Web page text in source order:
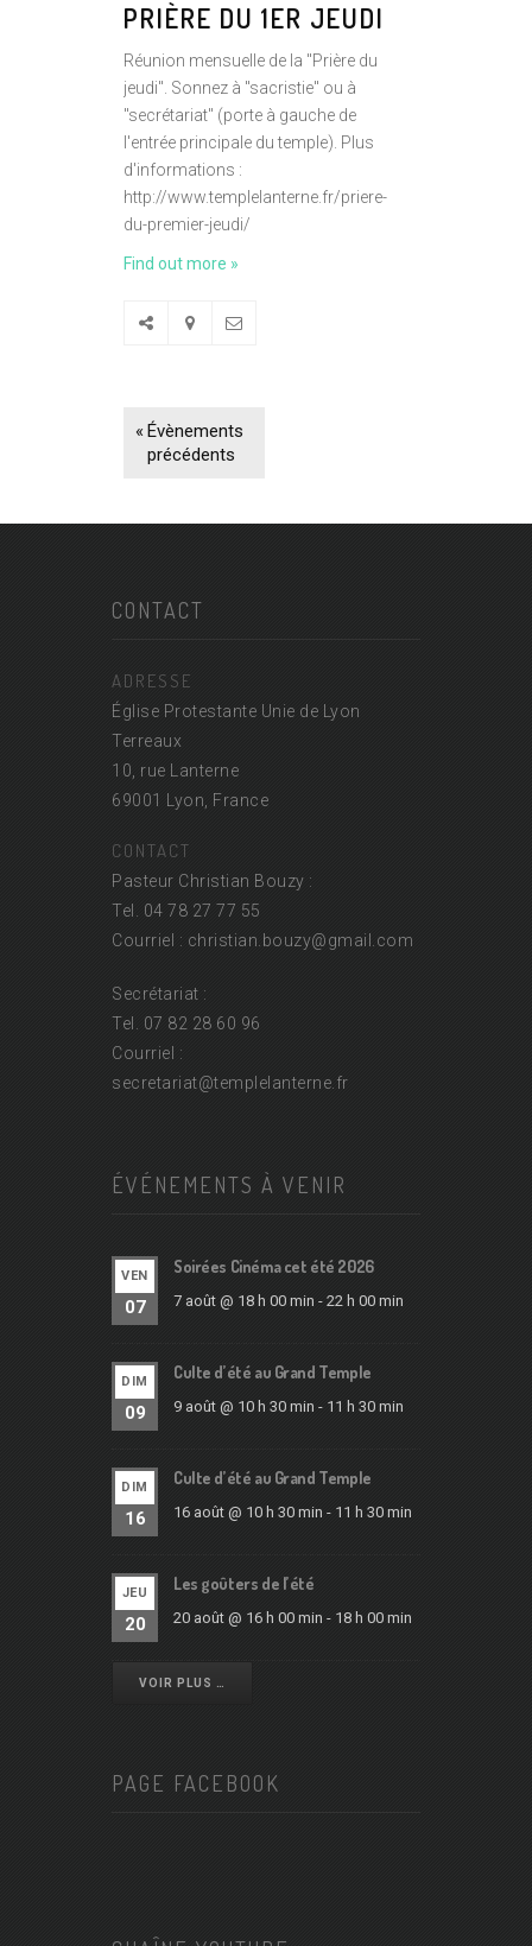
PRIÈRE DU 1ER JEUDI
Réunion mensuelle de la "Prière du
jeudi". Sonnez à "sacristie" ou à
"secrétariat" (porte à gauche de
l'entrée principale du temple). Plus
d'informations :
http://www.templelanterne.fr/priere-
du-premier-jeudi/
Find out more »
« Évènements
précédents
CONTACT
ADRESSE
Église Protestante Unie de Lyon
Terreaux
10, rue Lanterne
69001 Lyon, France
CONTACT
Pasteur Christian Bouzy :
Tel. 04 78 27 77 55
Courriel : christian.bouzy@gmail.com
Secrétariat :
Tel. 07 82 28 60 96
Courriel :
secretariat@templelanterne.fr
ÉVÉNEMENTS À VENIR
VEN
07
Soirées Cinéma cet été 2026
7 août @ 18 h 00 min - 22 h 00 min
DIM
09
Culte d’été au Grand Temple
9 août @ 10 h 30 min - 11 h 30 min
DIM
16
Culte d’été au Grand Temple
16 août @ 10 h 30 min - 11 h 30 min
JEU
20
Les goûters de l’été
20 août @ 16 h 00 min - 18 h 00 min
VOIR PLUS …
PAGE FACEBOOK